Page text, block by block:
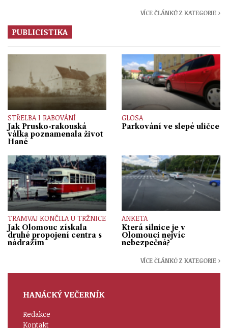
VÍCE ČLÁNKŮ Z KATEGORIE ›
PUBLICISTIKA
STŘELBA I RABOVÁNÍ
Jak Prusko-rakouská
válka poznamenala život
Hané
GLOSA
Parkování ve slepé uličce
TRAMVAJ KONČILA U TRŽNICE
Jak Olomouc získala
druhé propojení centra s
nádražím
ANKETA
Která silnice je v
Olomouci nejvíc
nebezpečná?
VÍCE ČLÁNKŮ Z KATEGORIE ›
HANÁCKÝ VEČERNÍK
Redakce
Kontakt